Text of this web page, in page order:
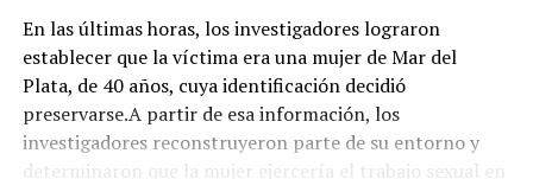
Evento: 30° Fiesta Nacional del Chocolate Artesanal
(ChocoGesell)
Fecha: Fin de semana largo del 17 de Agosto de 2026
Horario: De 11:00 a 21:00 hs.
Lugar: Pinar del Norte (Alameda 202 y Calle 303, Villa
En las últimas horas, los investigadores lograron
establecer que la víctima era una mujer de Mar del
Plata, de 40 años, cuya identificación decidió
preservarse.A partir de esa información, los
investigadores reconstruyeron parte de su entorno y
determinaron que la mujer ejercería el trabajo sexual en